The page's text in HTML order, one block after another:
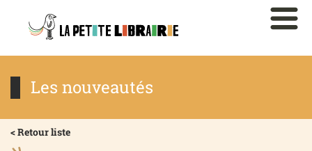
Les nouveautés
< Retour liste